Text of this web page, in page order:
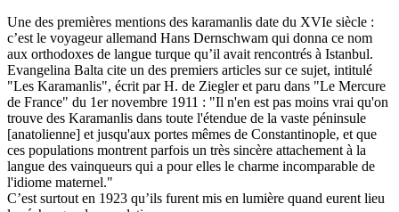
Une des premières mentions des karamanlis date du XVIe siècle :
c’est le voyageur allemand Hans Dernschwam qui donna ce nom
aux orthodoxes de langue turque qu’il avait rencontrés à Istanbul.
Evangelina Balta cite un des premiers articles sur ce sujet, intitulé
"Les Karamanlis", écrit par H. de Ziegler et paru dans "Le Mercure
de France" du 1er novembre 1911 : "Il n'en est pas moins vrai qu'on
trouve des Karamanlis dans toute l'étendue de la vaste péninsule
[anatolienne] et jusqu'aux portes mêmes de Constantinople, et que
ces populations montrent parfois un très sincère attachement à la
langue des vainqueurs qui a pour elles le charme incomparable de
l'idiome maternel."
C’est surtout en 1923 qu’ils furent mis en lumière quand eurent lieu